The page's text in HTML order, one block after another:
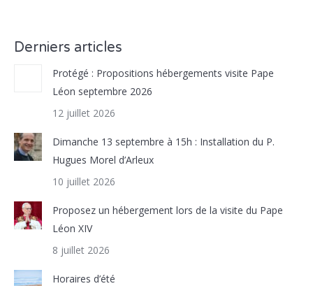
Derniers articles
Protégé : Propositions hébergements visite Pape
Léon septembre 2026
12 juillet 2026
Dimanche 13 septembre à 15h : Installation du P.
Hugues Morel d’Arleux
10 juillet 2026
Proposez un hébergement lors de la visite du Pape
Léon XIV
8 juillet 2026
Horaires d’été